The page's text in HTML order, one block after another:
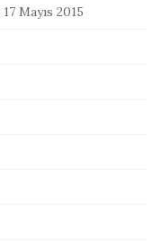
17 Mayıs 2015